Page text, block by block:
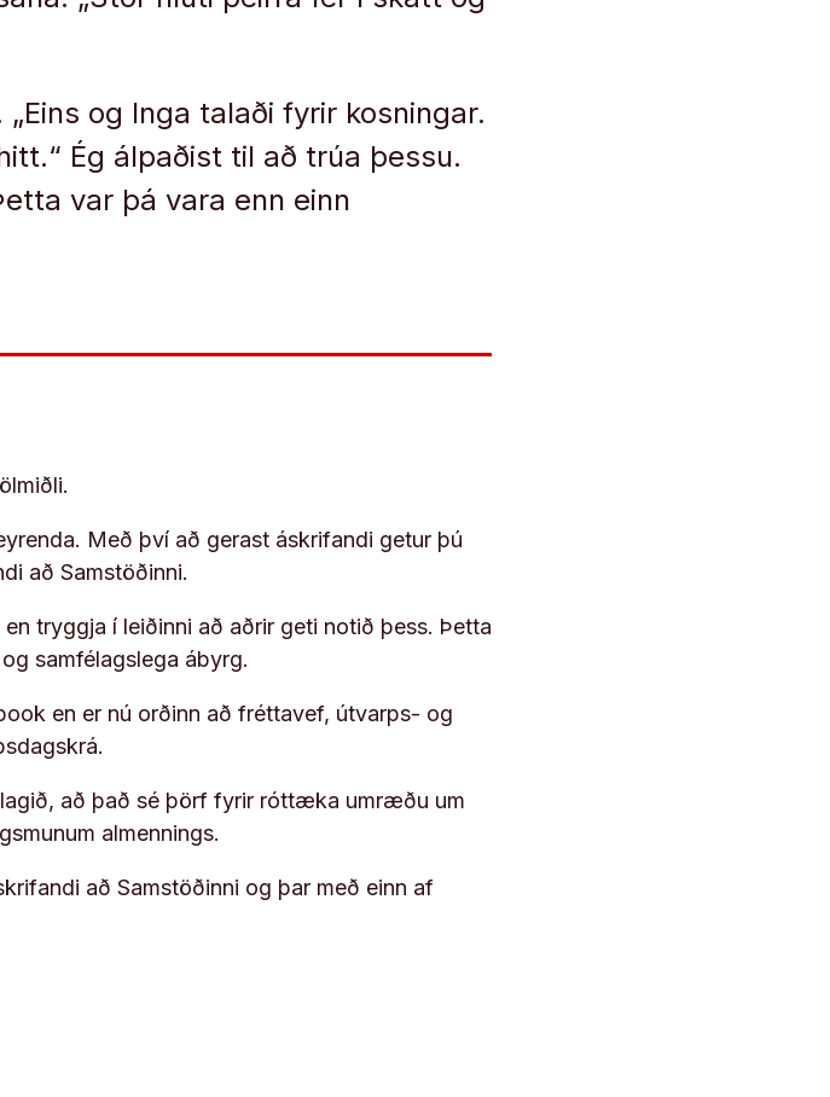
og Inga talaði fyrir kosningar.
Ég álpaðist til að trúa þessu.
var þá vara enn einn
Með því að gerast áskrifandi getur þú
að Samstöðinni.
tryggja í leiðinni að aðrir geti notið þess. Þetta
samfélagslega ábyrg.
en er nú orðinn að fréttavef, útvarps- og
að það sé þörf fyrir róttæka umræðu um
almennings.
að Samstöðinni og þar með einn af